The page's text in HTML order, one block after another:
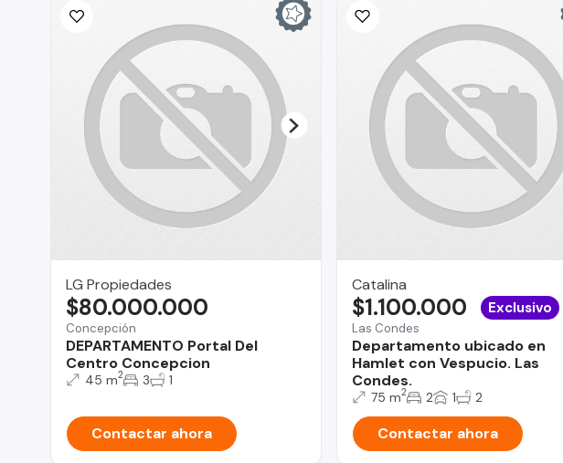
LG Propiedades
Concepción
DEPARTAMENTO Portal Del
Centro Concepcion
$80.000.000
45 m2 3 1
Contactar ahora
Catalina
Las Condes
Departamento ubicado en
Hamlet con Vespucio. Las
Condes.
$1.100.000 Exclusivo
75 m2 2 1 2
Contactar ahora